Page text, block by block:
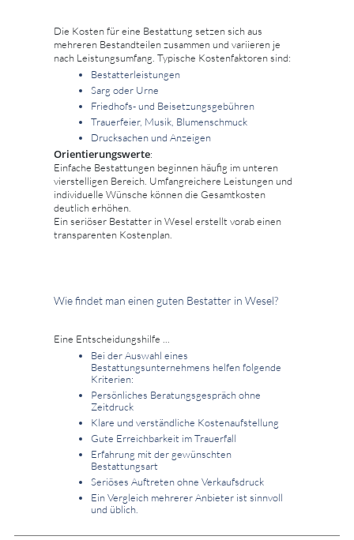
Die Kosten für eine Bestattung setzen sich aus
mehreren Bestandteilen zusammen und variieren je
nach Leistungsumfang. Typische Kostenfaktoren sind:
Bestatterleistungen
Sarg oder Urne
Friedhofs- und Beisetzungsgebühren
Trauerfeier, Musik, Blumenschmuck
Drucksachen und Anzeigen
Orientierungswerte:
Einfache Bestattungen beginnen häufig im unteren
vierstelligen Bereich. Umfangreichere Leistungen und
individuelle Wünsche können die Gesamtkosten
deutlich erhöhen.
Ein seriöser Bestatter in Wesel erstellt vorab einen
transparenten Kostenplan.
Wie findet man einen guten Bestatter in Wesel?
Eine Entscheidungshilfe ...
Bei der Auswahl eines
Bestattungsunternehmens helfen folgende
Kriterien:
Persönliches Beratungsgespräch ohne
Zeitdruck
Klare und verständliche Kostenaufstellung
Gute Erreichbarkeit im Trauerfall
Erfahrung mit der gewünschten
Bestattungsart
Seriöses Auftreten ohne Verkaufsdruck
Ein Vergleich mehrerer Anbieter ist sinnvoll
und üblich.